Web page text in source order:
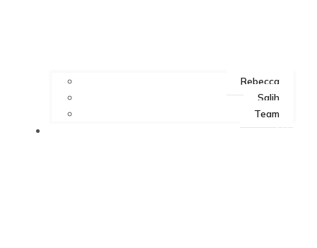
Rebecca
Salih
Team
ART